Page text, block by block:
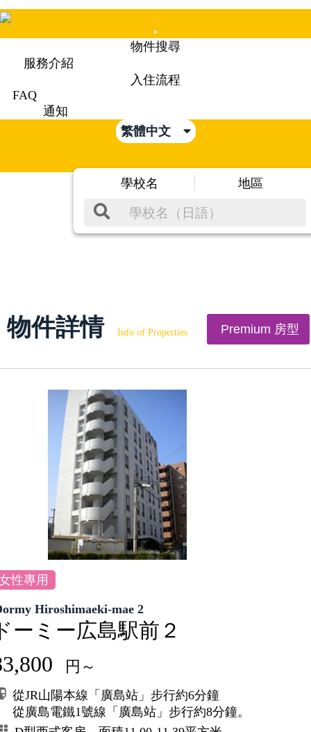
Mobile
Menu
物件搜尋
服務介紹
入住流程
FAQ
通知
繁體中文
學校名 地區
物件詳情 Info of Properties Premium 房型
性專用
Hiroshimaeki-mae 2
ーミー広島駅前２
円～
從JR山陽本線「廣島站」步行約6分鐘
從廣島電鐵1號線「廣島站」步行約8分鐘。